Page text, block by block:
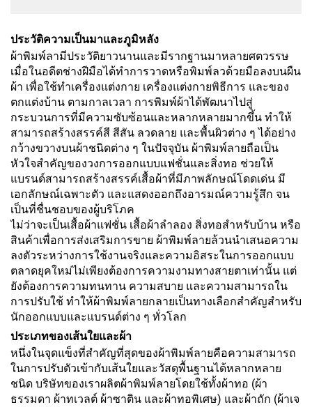
ประวัติความเป็นมาและภูมิหลัง
ผ้าพิมพ์ลามีประวัติยาวนานและมีรากฐานมาหลายศตวรรษ
เมื่อในอดีตช่างฝีมือได้ทำการวาดหรือพิมพ์ลวด้วยมือลงบนผืน
ผ้า เพื่อใช้ทำเครื่องแต่งกาย เครื่องแต่งกายพิธีการ และของ
ตกแต่งบ้าน ตามกาลเวลา การพิมพ์ผ้าได้พัฒนาไปสู่
กระบวนการที่มีความซับซ้อนและหลากหลายมากขึ้น ทำให้
สามารถสร้างสรรค์สี สีสัน ลวดลาย และพื้นผิวต่าง ๆ ได้อย่าง
กว้างขวางบนผ้าชนิดต่าง ๆ ในปัจจุบัน ผ้าพิมพ์ลายถือเป็น
หัวใจสำคัญของวงการออกแบบแฟชั่นและสิ่งทอ ช่วยให้
แบรนด์สามารถสร้างสรรค์เสื้อผ้าที่มีภาพลักษณ์โดดเด่น มี
เอกลักษณ์เฉพาะตัว และแสดงออกถึงอารมณ์ความรู้สึก จน
เป็นที่ชื่นชอบของผู้บริโภค
ไม่ว่าจะเป็นเสื้อผ้าแฟชั่น เสื้อผ้าลำลอง สิ่งทอสำหรับบ้าน หรือ
สินค้าเพื่อการส่งเสริมการขาย ผ้าพิมพ์ลายล้วนนำเสนอความ
ลงตัวระหว่างการใช้งานจริงและความอิสระในการออกแบบ
ตลาดยุคใหม่ไม่เพียงต้องการความงามทางสายตาเท่านั้น แต่
ยังต้องการความทนทาน ความสบาย และความสามารถใน
การปรับใช้ ทำให้ผ้าพิมพ์ลายกลายเป็นทางเลือกสำคัญสำหรับ
นักออกแบบและแบรนด์ต่าง ๆ ทั่วโลก
ประเภทของเส้นใยและผ้า
หนึ่งในจุดแข็งที่สำคัญที่สุดของผ้าพิมพ์ลายคือความสามารถ
ในการปรับตัวเข้ากับเส้นใยและวัสดุพื้นฐานได้หลากหลาย
ชนิด บริษัทของเราผลิตผ้าพิมพ์ลายโดยใช้ทั้งผ้าทอ (ผ้า
ธรรมดา ผ้าทเวลต์ ผ้าซาติน และผ้าทอพิเศษ) และผ้าถัก (ผ้าเจ